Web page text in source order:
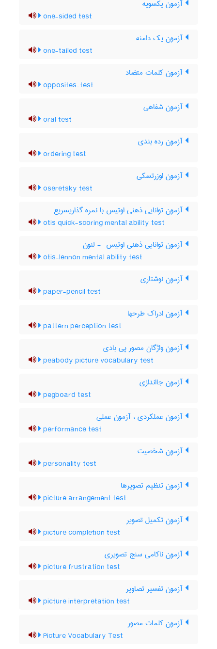
آزمون یکسویه
one-sided test
آزمون یک دامنه
one-tailed test
آزمون کلمات متضاد
opposites-test
آزمون شفاهی
oral test
آزمون رده بندی
ordering test
آزمون اوزرتسکی
oseretsky test
آزمون توانایی ذهنی اوتیس با نمره گذاریسریع
otis quick-scoring mental ability test
آزمون توانایی ذهنی اوتیس ‎ - لنون
otis-lennon mental ability test
آزمون نوشتاری
paper-pencil test
آزمون ادراک طرحها
pattern perception test
آزمون واژگان مصور پی بادی
peabody picture vocabulary test
آزمون جااندازی
pegboard test
آزمون عملکردی ، آزمون عملی
performance test
آزمون شخصیت
personality test
آزمون تنظیم تصویرها
picture arrangement test
آزمون تکمیل تصویر
picture completion test
آزمون ناکامی سنج تصویری
picture frustration test
آزمون تفسیر تصاویر
picture interpretation test
آزمون کلمات مصور
Picture Vocabulary Test